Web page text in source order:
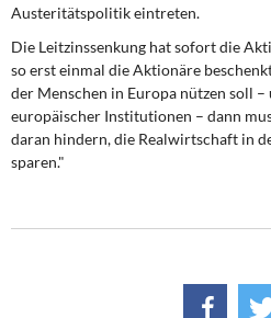
Institut Solidarische
Rosa-Luxemburg-Stiftung
Austeritätspolitik eintreten.
Die Leitzinssenkung hat sofort die
so erst einmal die Aktionäre
der Menschen in Europa nützen soll –
europäischer Institutionen – dann
daran hindern, die Realwirtschaft in
sparen."